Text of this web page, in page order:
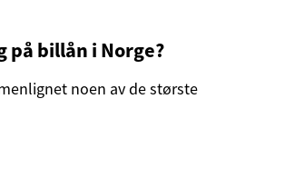
på billån i Norge?
noen av de største